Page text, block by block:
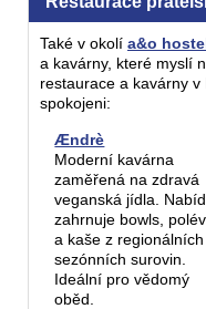
Také v okolí a&o
a kavárny, které myslí
restaurace a kavárny
spokojeni:
Ændrè
Moderní kavárna
zaměřená na zdravá
veganská jídla.
zahrnuje bowls,
a kaše z regionálních
sezónních surovin.
Ideální pro vědomý
oběd.